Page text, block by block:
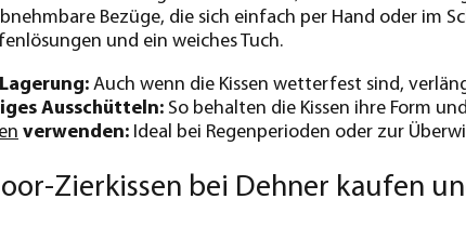
Bezüge, die sich einfach per Hand oder im
und ein weiches Tuch.
Auch wenn die Kissen wetterfest sind,
Ausschütteln: So behalten die Kissen ihre Form
verwenden: Ideal bei Regenperioden oder zur
Zierkissen bei Dehner kaufen